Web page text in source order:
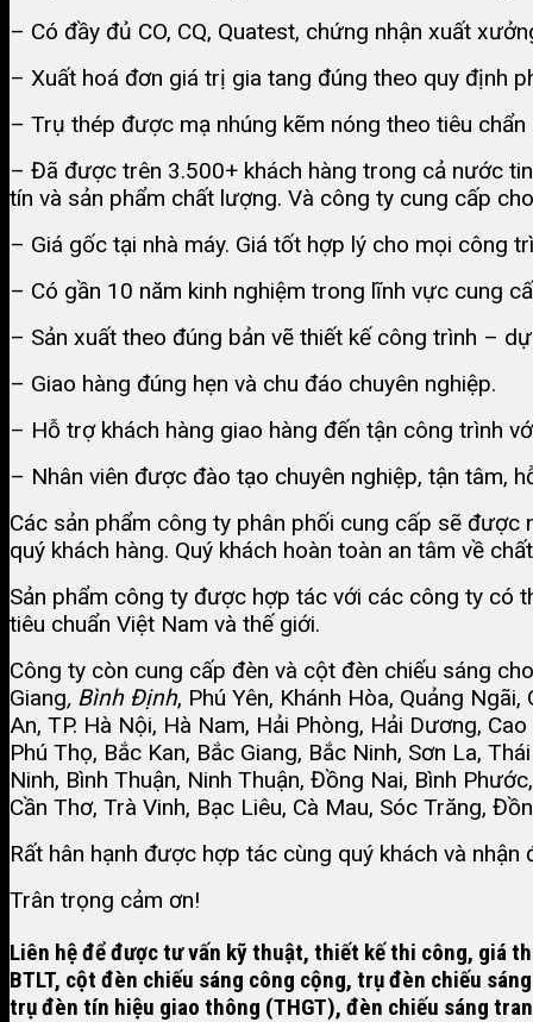
– Có đầy đủ CO, CQ, Quatest, chứng nhận xuất
– Xuất hoá đơn giá trị gia tang đúng theo quy định
– Trụ thép được mạ nhúng kẽm nóng theo tiêu
– Đã được trên 3.500+ khách hàng trong cả nước
tín và sản phẩm chất lượng. Và công ty cung cấp
– Giá gốc tại nhà máy. Giá tốt hợp lý cho mọi công
– Có gần 10 năm kinh nghiệm trong lĩnh vực cung
– Sản xuất theo đúng bản vẽ thiết kế công trình –
– Giao hàng đúng hẹn và chu đáo chuyên nghiệp.
– Hỗ trợ khách hàng giao hàng đến tận công trình
– Nhân viên được đào tạo chuyên nghiệp, tận tâm,
Các sản phẩm công ty phân phối cung cấp sẽ
quý khách hàng. Quý khách hoàn toàn an tâm về
Sản phẩm công ty được hợp tác với các công ty có
tiêu chuẩn Việt Nam và thế giới.
Công ty còn cung cấp đèn và cột đèn chiếu sáng
Giang, Bình Định, Phú Yên, Khánh Hòa, Quảng
An, TP. Hà Nội, Hà Nam, Hải Phòng, Hải Dương,
Phú Thọ, Bắc Kan, Bắc Giang, Bắc Ninh, Sơn La,
Ninh, Bình Thuận, Ninh Thuận, Đồng Nai, Bình
Cần Thơ, Trà Vinh, Bạc Liêu, Cà Mau, Sóc Trăng,
Rất hân hạnh được hợp tác cùng quý khách và
Trân trọng cảm ơn!
Liên hệ để được tư vấn kỹ thuật, thiết kế thi công, giá
BTLT, cột đèn chiếu sáng công cộng, trụ đèn chiếu
trụ đèn tín hiệu giao thông (THGT), đèn chiếu sáng